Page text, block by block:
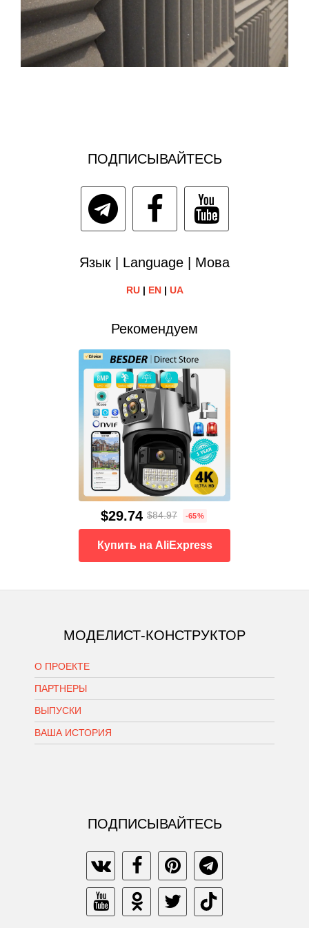
ПОДПИСЫВАЙТЕСЬ
Язык | Language | Мова
RU| EN| UA
Рекомендуем
$29.74 $84.97 -65%
Купить на AliExpress
МОДЕЛИСТ-КОНСТРУКТОР
О ПРОЕКТЕ
ПАРТНЕРЫ
ВЫПУСКИ
ВАША ИСТОРИЯ
ПОДПИСЫВАЙТЕСЬ